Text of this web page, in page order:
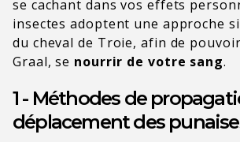
se cachant dans vos effets
insectes adoptent une approche
du cheval de Troie, afin de
Graal, se nourrir de votre sang.
1 - Méthodes de
déplacement des